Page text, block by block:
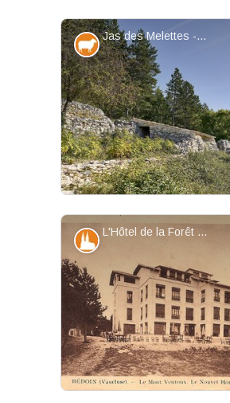
Voir l'image
Jas des Melettes - ©Louis Bonnet
Voir l'image
Elevage et pastoralisme
réservée au berger. Si
l’estive.
L'Hôtel de la Forêt - ©Louis Bonnet
Patrimoine et histoire